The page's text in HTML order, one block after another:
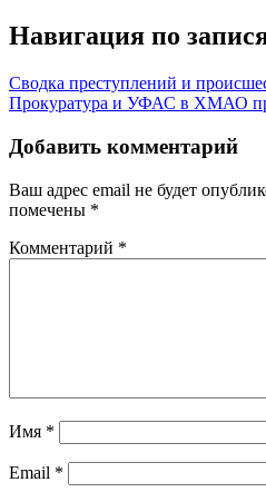
Навигация по
Сводка преступлений и
Прокуратура и УФАС в ХМАО
Добавить комментарий
Ваш адрес email не будет
помечены *
Комментарий *
Имя *
Email *